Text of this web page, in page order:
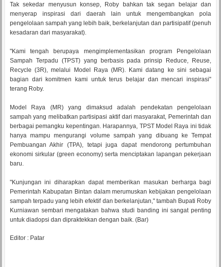
Tak sekedar menyusun konsep, Roby bahkan tak segan belajar dan
menyerap inspirasi dari daerah lain untuk mengembangkan pola
pengelolaan sampah yang lebih baik, berkelanjutan dan partisipatif (penuh
kesadaran dari masyarakat).
"Kami tengah berupaya mengimplementasikan program Pengelolaan
Sampah Terpadu (TPST) yang berbasis pada prinsip Reduce, Reuse,
Recycle (3R), melalui Model Raya (MR). Kami datang ke sini sebagai
bagian dari komitmen kami untuk terus belajar dan mencari inspirasi"
terang Roby.
Model Raya (MR) yang dimaksud adalah pendekatan pengelolaan
sampah yang melibatkan partisipasi aktif dari masyarakat, Pemerintah dan
berbagai pemangku kepentingan. Harapannya, TPST Model Raya ini tidak
hanya mampu mengurangi volume sampah yang dibuang ke Tempat
Pembuangan Akhir (TPA), tetapi juga dapat mendorong pertumbuhan
ekonomi sirkular (green economy) serta menciptakan lapangan pekerjaan
baru.
"Kunjungan ini diharapkan dapat memberikan masukan berharga bagi
Pemerintah Kabupatan Bintan dalam merumuskan kebijakan pengelolaan
sampah terpadu yang lebih efektif dan berkelanjutan," tambah Bupati Roby
Kurniawan sembari mengatakan bahwa studi banding ini sangat penting
untuk diadopsi dan dipraktekkan dengan baik. (Bar)
Editor : Patar